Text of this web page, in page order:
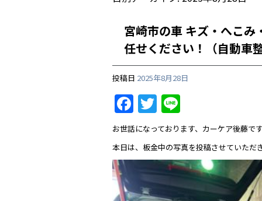
宮崎市の車 キズ・へこ
任せください！（自動車
投稿日 2025年8月28日
F
a
c
e
b
T
w
itt
er
n
e
お世話になっております、カーケア後藤で
本日は、板金中の写真を投稿させていただ